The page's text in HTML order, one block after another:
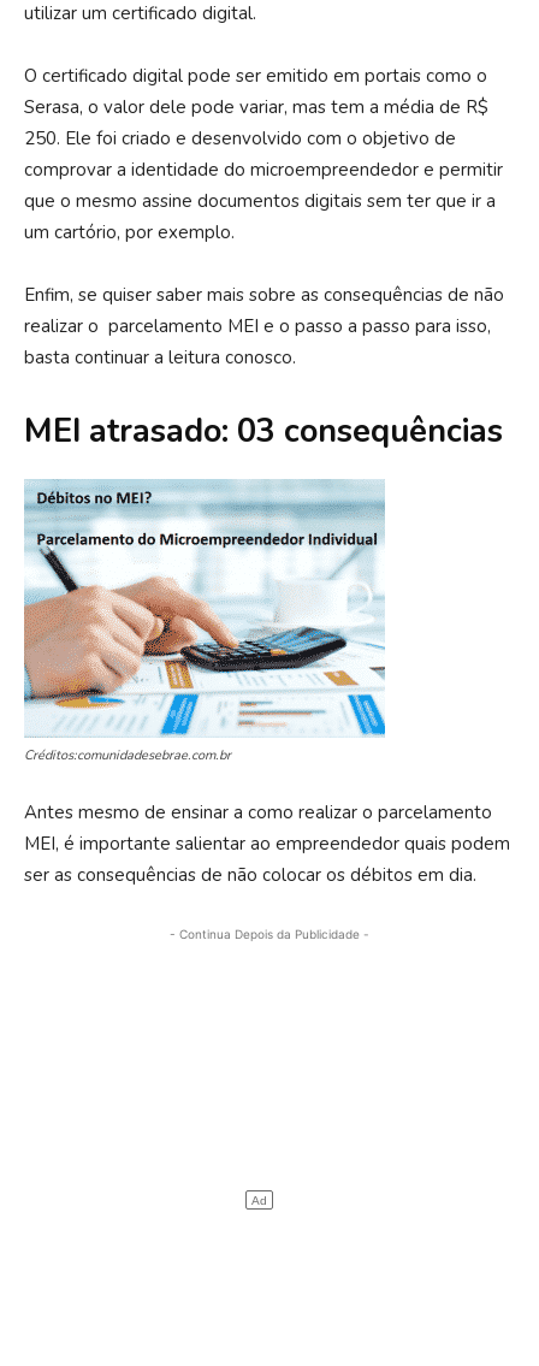
utilizar um certificado digital.
O certificado digital pode ser emitido em portais como o
Serasa, o valor dele pode variar, mas tem a média de R$
250. Ele foi criado e desenvolvido com o objetivo de
comprovar a identidade do microempreendedor e permitir
que o mesmo assine documentos digitais sem ter que ir a
um cartório, por exemplo.
Enfim, se quiser saber mais sobre as consequências de não
realizar o parcelamento MEI e o passo a passo para isso,
basta continuar a leitura conosco.
MEI atrasado: 03 consequências
Créditos:comunidadesebrae.com.br
Antes mesmo de ensinar a como realizar o parcelamento
MEI, é importante salientar ao empreendedor quais podem
ser as consequências de não colocar os débitos em dia.
- Continua Depois da Publicidade -